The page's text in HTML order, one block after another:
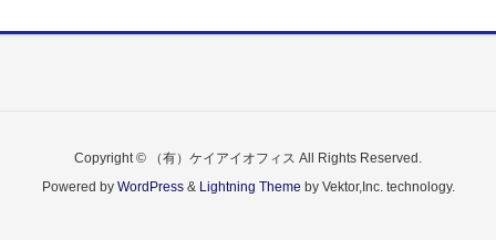
Copyright © （有）ケイアイオフィス All Rights Reserved.
Powered by WordPress& Lightning Theme by Vektor,Inc. technology.